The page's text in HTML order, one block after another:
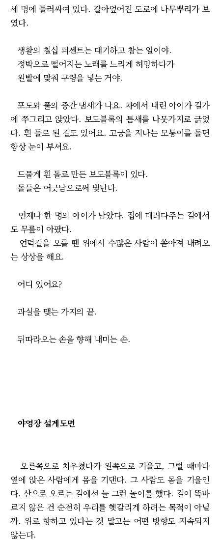
세 명에 둘러싸여 있다. 갈아엎어진 도로에 나무뿌리가 보
였다.
생활의 칠십 퍼센트는 대기하고 참는 일이야.
정박으로 떨어지는 노래를 느리게 허밍하다가
왼발에 맞춰 구령을 넣는 거야.
포도와 풀의 중간 냄새가 나요. 차에서 내린 아이가 길가
에 쭈그리고 앉았다. 보도블록의 틈새를 나뭇가지로 긁었
다. 흰 돌로 된 길도 있어요. 고궁을 지나는 모퉁이를 돌면
항상 눈이 부셔요.
드물게 흰 돌로 만든 보도블록이 있다.
돌들은 어긋남으로써 빛난다.
언제나 한 명의 아이가 남았다. 집에 데려다주는 길에서
도 무릎이 아팠다.
언덕길을 오를 땐 위에서 수많은 사람이 쏟아져 내려오
는 상상을 해요.
어디 있어요?
과실을 맺는 가지의 끝.
뒤따라오는 손을 향해 내미는 손.
야영장 설계도면
오른쪽으로 치우쳤다가 왼쪽으로 기울고, 그럴 때마다
옆에 앉은 사람에게 몸을 기댄다. 그 사람도 몸을 기울인
다. 산으로 오르는 길에선 늘 그런 놀이를 했다. 길이 똑바
르지 않은 건 순전히 우리를 헷갈리게 하려는 목적이 아닐
까. 위로 향하고 있다는 것 말고는 어떤 방향도 지속되지
않는다.